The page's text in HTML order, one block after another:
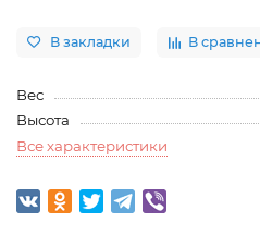
В закладки В
Вес
Высота
Все характеристики